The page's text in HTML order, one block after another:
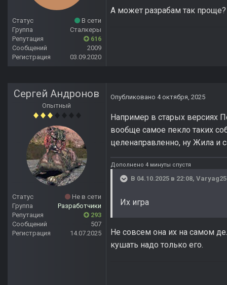
Статус
В сети
Группа
Сталкеры
Репутация
616
Сообщений
2009
Регистрация
03.09.2020
А может разрабам так
Сергей Андронов
Опытный
Статус
Не в сети
Группа
Разработчики
Репутация
293
Сообщений
507
Регистрация
14.07.2025
Опубликовано 4 октября, 2025
Например в старых версиях
вообще самое пекло таких
целенаправленно, ну Жила и
Дополнено 4 минуты спустя
В 04.10.2025 в 22:08, Varyag25
Их игра
Не совсем она их на самом
кушать надо только его.